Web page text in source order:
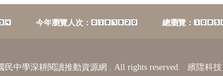
今年瀏覽人次： 總瀏覽：
民中學深耕閱讀推動資源網 . All rights reserved. 繽陞科技